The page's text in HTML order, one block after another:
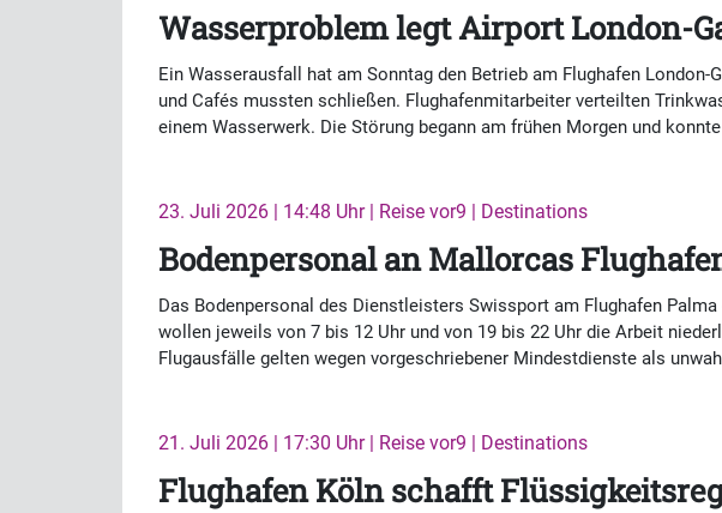
Wasserproblem legt Airport London-
Ein Wasserausfall hat am Sonntag den Betrieb am Flughafen
und Cafés mussten schließen. Flughafenmitarbeiter verteilten
einem Wasserwerk. Die Störung begann am frühen Morgen und
23. Juli 2026 | 14:48 Uhr | Reise vor9 | Destinations
Bodenpersonal an Mallorcas
Das Bodenpersonal des Dienstleisters Swissport am Flughafen
wollen jeweils von 7 bis 12 Uhr und von 19 bis 22 Uhr die Arbeit
Flugausfälle gelten wegen vorgeschriebener Mindestdienste als
21. Juli 2026 | 17:30 Uhr | Reise vor9 | Destinations
Flughafen Köln schafft